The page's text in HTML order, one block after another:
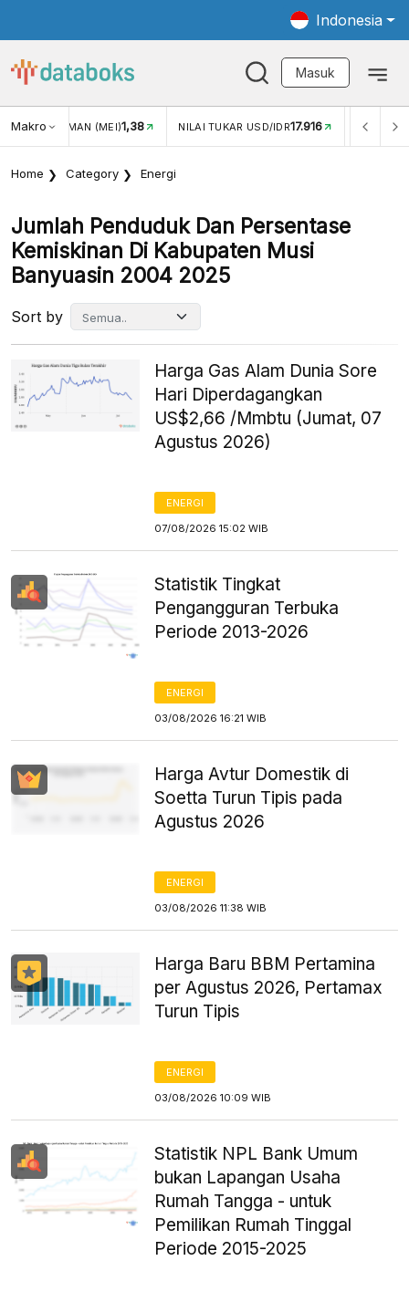
Indonesia
Masuk
MakroWISMAN (MEI)1,38 NILAI TUKAR USD/IDR17.916 INFLASI
Home Category Energi
Jumlah Penduduk Dan Persentase
Kemiskinan Di Kabupaten Musi
Banyuasin 2004 2025
Sort by
Harga Gas Alam Dunia Sore
Hari Diperdagangkan
US$2,66 /Mmbtu (Jumat, 07
Agustus 2026)
ENERGI
07/08/2026 15:02 WIB
Statistik Tingkat
Pengangguran Terbuka
Periode 2013-2026
ENERGI
03/08/2026 16:21 WIB
Harga Avtur Domestik di
Soetta Turun Tipis pada
Agustus 2026
ENERGI
03/08/2026 11:38 WIB
Harga Baru BBM Pertamina
per Agustus 2026, Pertamax
Turun Tipis
ENERGI
03/08/2026 10:09 WIB
Statistik NPL Bank Umum
bukan Lapangan Usaha
Rumah Tangga - untuk
Pemilikan Rumah Tinggal
Periode 2015-2025